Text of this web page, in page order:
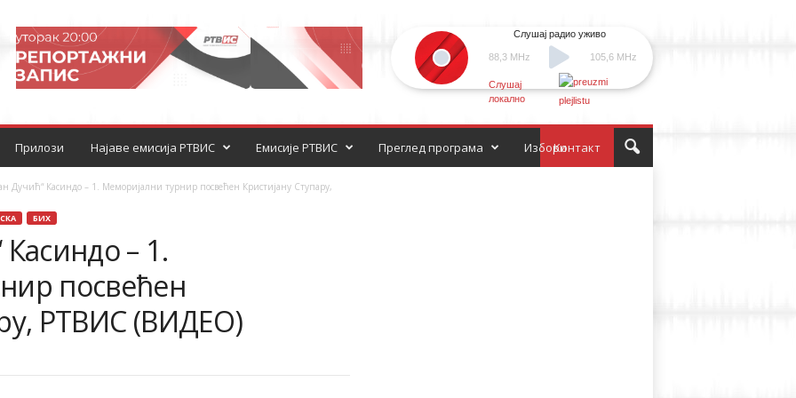
88,3 MHz
Слушај радио уживо
105,6 MHz
Слушај
локално
Прилози Најаве емисија РТВИС Емисије РТВИС Контакт
Преглед програма Избори
Дучић“ Касиндо – 1. Меморијални турнир посвећен Кристијану Ступару,
БИХ
– 1.
посвећен
РТВИС (ВИДЕО)